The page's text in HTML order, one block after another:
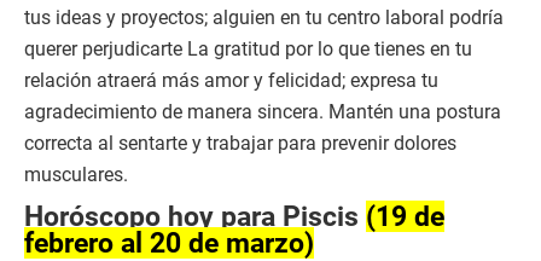
tus ideas y proyectos; alguien en tu centro laboral podría
querer perjudicarte La gratitud por lo que tienes en tu
relación atraerá más amor y felicidad; expresa tu
agradecimiento de manera sincera. Mantén una postura
correcta al sentarte y trabajar para prevenir dolores
musculares.
Horóscopo hoy para Piscis (19 de
febrero al 20 de marzo)